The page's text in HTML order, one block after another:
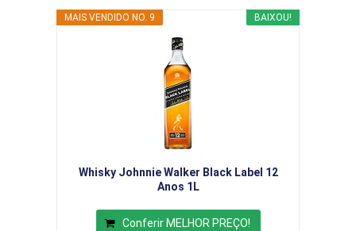
BAIXOU!
MAIS VENDIDO NO. 9
Whisky Johnnie Walker Black Label 12
Anos 1L
Conferir MELHOR PREÇO!